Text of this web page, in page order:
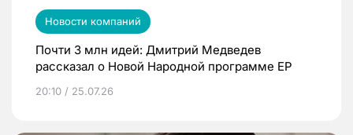
Новости компаний
Почти 3 млн идей: Дмитрий Медведев
рассказал о Новой Народной программе ЕР
20:10 / 25.07.26